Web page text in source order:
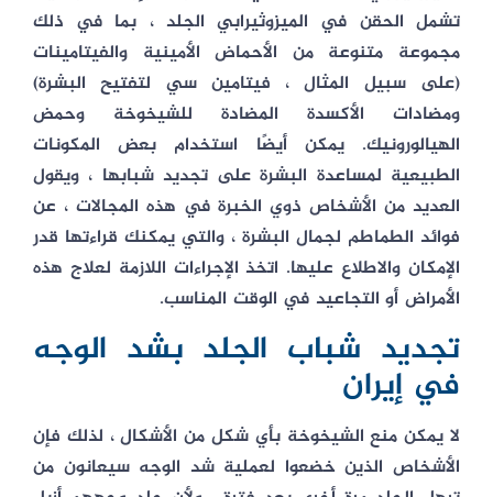
تشمل الحقن في الميزوثيرابي الجلد ، بما في ذلك
مجموعة متنوعة من الأحماض الأمينية والفيتامينات
(على سبيل المثال ، فيتامين سي لتفتيح البشرة)
ومضادات الأكسدة المضادة للشيخوخة وحمض
الهيالورونيك. يمكن أيضًا استخدام بعض المكونات
الطبيعية لمساعدة البشرة على تجديد شبابها ، ويقول
العديد من الأشخاص ذوي الخبرة في هذه المجالات ، عن
فوائد الطماطم لجمال البشرة ، والتي يمكنك قراءتها قدر
الإمكان والاطلاع عليها. اتخذ الإجراءات اللازمة لعلاج هذه
الأمراض أو التجاعيد في الوقت المناسب.
تجديد شباب الجلد بشد الوجه
في إيران
لا يمكن منع الشيخوخة بأي شكل من الأشكال ، لذلك فإن
الأشخاص الذين خضعوا لعملية شد الوجه سيعانون من